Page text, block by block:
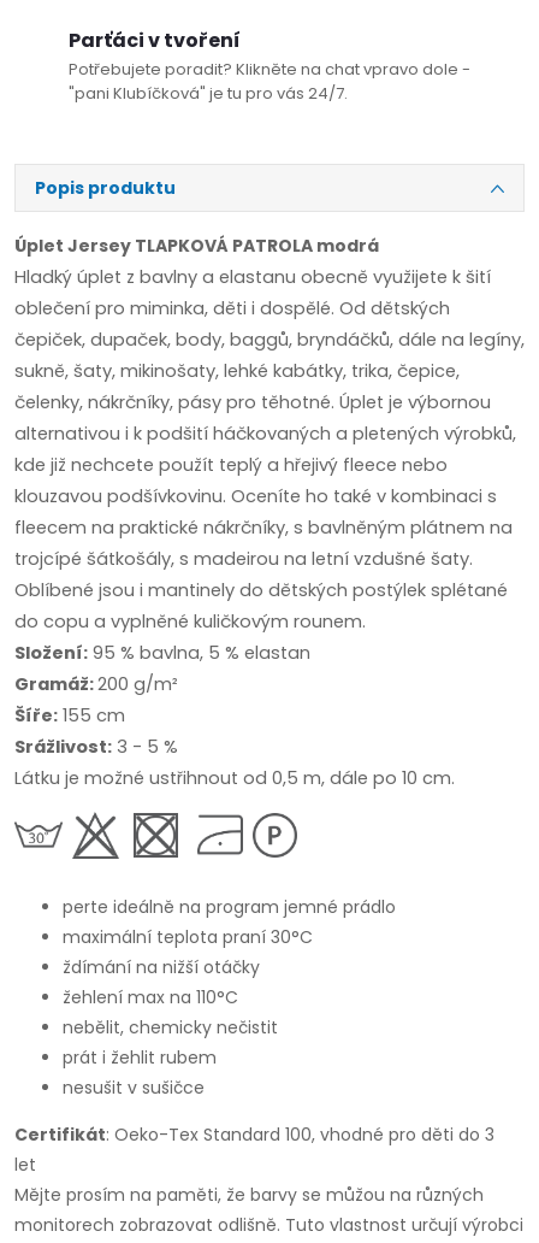
Parťáci v tvoření
Potřebujete poradit? Klikněte na chat vpravo dole -
"pani Klubíčková" je tu pro vás 24/7.
Popis produktu
Úplet Jersey TLAPKOVÁ PATROLA modrá
Hladký úplet z bavlny a elastanu obecně využijete k šití
oblečení pro miminka, děti i dospělé. Od dětských
čepiček, dupaček, body, baggů, bryndáčků, dále na legíny,
sukně, šaty, mikinošaty, lehké kabátky, trika, čepice,
čelenky, nákrčníky, pásy pro těhotné. Úplet je výbornou
alternativou i k podšití háčkovaných a pletených výrobků,
kde již nechcete použít teplý a hřejivý fleece nebo
klouzavou podšívkovinu. Oceníte ho také v kombinaci s
fleecem na praktické nákrčníky, s bavlněným plátnem na
trojcípé šátkošály, s madeirou na letní vzdušné šaty.
Oblíbené jsou i mantinely do dětských postýlek splétané
do copu a vyplněné kuličkovým rounem.
Složení: 95 % bavlna, 5 % elastan
Gramáž:200 g/m²
Šíře: 155 cm
Srážlivost: 3 - 5 %
Látku je možné ustřihnout od 0,5 m, dále po 10 cm.
perte ideálně na program jemné prádlo
maximální teplota praní 30°C
ždímání na nižší otáčky
žehlení max na 110°C
nebělit, chemicky nečistit
prát i žehlit rubem
nesušit v sušičce
Certifikát: Oeko-Tex Standard 100, vhodné pro děti do 3
let
Mějte prosím na paměti, že barvy se můžou na různých
monitorech zobrazovat odlišně. Tuto vlastnost určují výrobci